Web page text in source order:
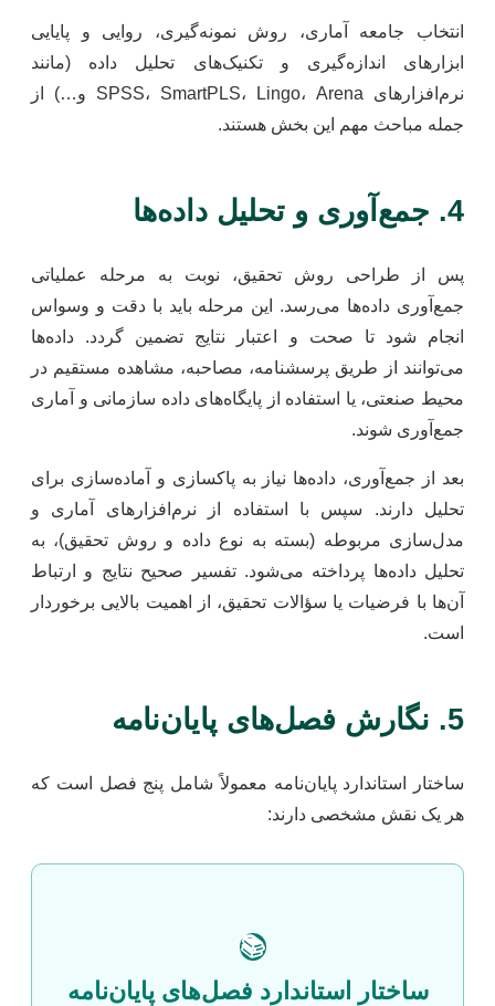
انتخاب جامعه آماری، روش نمونه‌گیری، روایی و پایایی
ابزارهای اندازه‌گیری و تکنیک‌های تحلیل داده (مانند
نرم‌افزارهای SPSS، SmartPLS، Lingo، Arena و…) از
جمله مباحث مهم این بخش هستند.
4. جمع‌آوری و تحلیل داده‌ها
پس از طراحی روش تحقیق، نوبت به مرحله عملیاتی
جمع‌آوری داده‌ها می‌رسد. این مرحله باید با دقت و وسواس
انجام شود تا صحت و اعتبار نتایج تضمین گردد. داده‌ها
می‌توانند از طریق پرسشنامه، مصاحبه، مشاهده مستقیم در
محیط صنعتی، یا استفاده از پایگاه‌های داده سازمانی و آماری
جمع‌آوری شوند.
بعد از جمع‌آوری، داده‌ها نیاز به پاکسازی و آماده‌سازی برای
تحلیل دارند. سپس با استفاده از نرم‌افزارهای آماری و
مدل‌سازی مربوطه (بسته به نوع داده و روش تحقیق)، به
تحلیل داده‌ها پرداخته می‌شود. تفسیر صحیح نتایج و ارتباط
آن‌ها با فرضیات یا سؤالات تحقیق، از اهمیت بالایی برخوردار
است.
5. نگارش فصل‌های پایان‌نامه
ساختار استاندارد پایان‌نامه معمولاً شامل پنج فصل است که
هر یک نقش مشخصی دارند:
📚
ساختار استاندارد فصل‌های پایان‌نامه